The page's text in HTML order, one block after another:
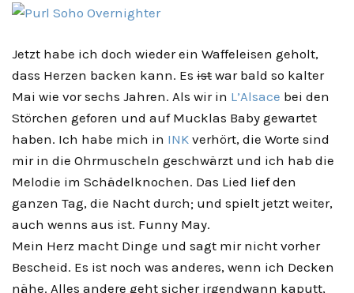
Jetzt habe ich doch wieder ein Waffeleisen geholt,
dass Herzen backen kann. Es ist war bald so kalter
Mai wie vor sechs Jahren. Als wir in L’Alsace bei den
Störchen geforen und auf Mucklas Baby gewartet
haben. Ich habe mich in INK verhört, die Worte sind
mir in die Ohrmuscheln geschwärzt und ich hab die
Melodie im Schädelknochen. Das Lied lief den
ganzen Tag, die Nacht durch; und spielt jetzt weiter,
auch wenns aus ist. Funny May.
Mein Herz macht Dinge und sagt mir nicht vorher
Bescheid. Es ist noch was anderes, wenn ich Decken
nähe. Alles andere geht sicher irgendwann kaputt,